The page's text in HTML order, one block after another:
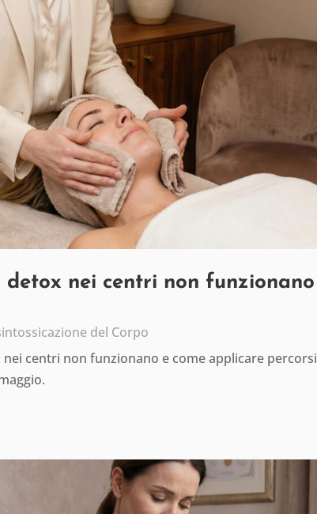
nei centri non funzionano
del Corpo
centri non funzionano e come applicare percorsi